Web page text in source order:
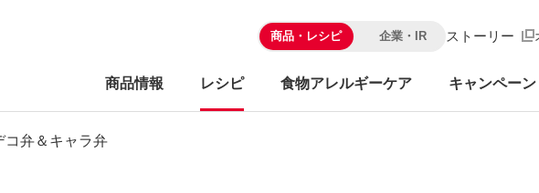
商品・レシピ 企業・IR ストーリー
商品情報 レシピ 食物アレルギーケア キャンペーン
コ弁＆キャラ弁